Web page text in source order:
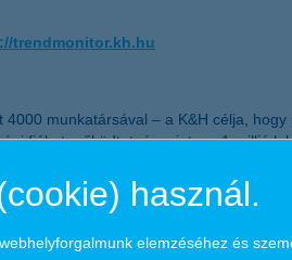
trendmonitor.kh.hu
munkatársával – a K&H célja,
fiókot működtet, és mintegy 1 millió
forintos állományával rendelkezett.
tevékenységet. A Bankcsoport
használ.
elemzéséhez és